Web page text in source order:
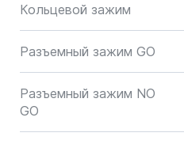
Кольцевой зажим
Разъемный зажим GO
Разъемный зажим NO
GO